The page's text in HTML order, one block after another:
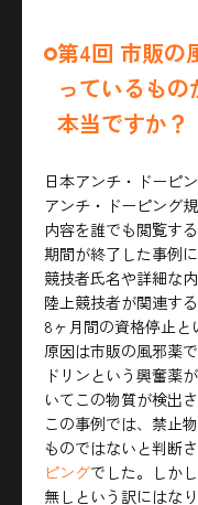
第4回 市販の
っているもの
本当ですか？
日本アンチ・ドーピ
アンチ・ドーピング
内容を誰でも閲覧す
期間が終了した事例
競技者氏名や詳細な
陸上競技者が関連す
8ヶ月間の資格停止
原因は市販の風邪薬
ドリンという興奮薬
いてこの物質が検出さ
この事例では、禁止
ものではないと判断
ピングでした。しか
無しという訳にはなり